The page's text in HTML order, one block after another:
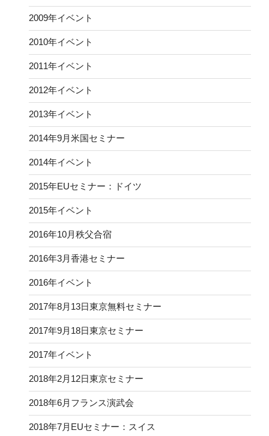
2009年イベント
2010年イベント
2011年イベント
2012年イベント
2013年イベント
2014年9月米国セミナー
2014年イベント
2015年EUセミナー：ドイツ
2015年イベント
2016年10月秩父合宿
2016年3月香港セミナー
2016年イベント
2017年8月13日東京無料セミナー
2017年9月18日東京セミナー
2017年イベント
2018年2月12日東京セミナー
2018年6月フランス演武会
2018年7月EUセミナー：スイス